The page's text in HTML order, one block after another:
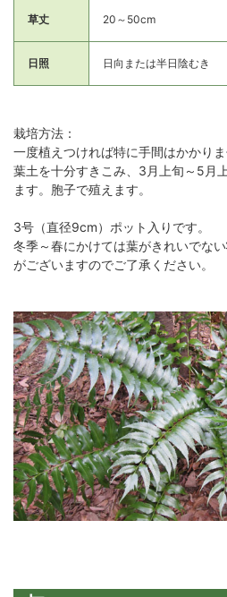
草丈 20～50cm
日照 日向または半日陰むき
栽培方法：
一度植えつければ特に手間はかかり
葉土を十分すきこみ、3月上旬～5月
ます。胞子で殖えます。
3号（直径9cm）ポット入りです。
冬季～春にかけては葉がきれいでな
がございますのでご了承ください。